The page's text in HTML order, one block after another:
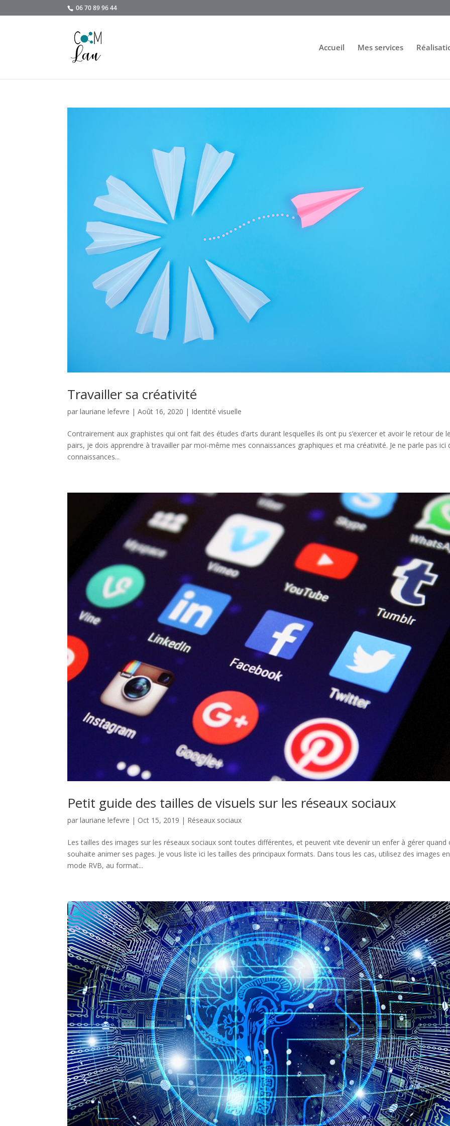
06 70 89 96 44
Accueil Mes services
Travailler sa créativité
parlauriane lefevre |Août 16, 2020 | Identité visuelle
Contrairement aux graphistes qui ont fait des études d’arts durant lesquelles ils ont pu s’exercer et avoir le retour de
pairs, je dois apprendre à travailler par moi-même mes connaissances graphiques et ma créativité. Je ne parle pas ici
connaissances...
Petit guide des tailles de visuels sur les réseaux sociaux
parlauriane lefevre | Oct 15, 2019 | Réseaux sociaux
Les tailles des images sur les réseaux sociaux sont toutes différentes, et peuvent vite devenir un enfer à gérer quand
souhaite animer ses pages. Je vous liste ici les tailles des principaux formats. Dans tous les cas, utilisez des images en
mode RVB, au format...